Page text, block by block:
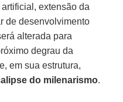
extensão da
de desenvolvimento
alterada para
degrau da
em sua estrutura,
do milenarismo.